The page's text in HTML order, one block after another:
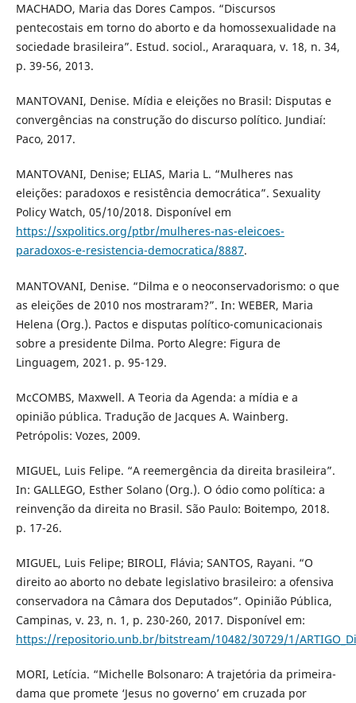
MACHADO, Maria das Dores Campos. “Discursos
pentecostais em torno do aborto e da homossexualidade na
sociedade brasileira”. Estud. sociol., Araraquara, v. 18, n. 34,
p. 39-56, 2013.
MANTOVANI, Denise. Mídia e eleições no Brasil: Disputas e
convergências na construção do discurso político. Jundiaí:
Paco, 2017.
MANTOVANI, Denise; ELIAS, Maria L. “Mulheres nas
eleições: paradoxos e resistência democrática”. Sexuality
Policy Watch, 05/10/2018. Disponível em
https://sxpolitics.org/ptbr/mulheres-nas-eleicoes-
paradoxos-e-resistencia-democratica/8887.
MANTOVANI, Denise. “Dilma e o neoconservadorismo: o que
as eleições de 2010 nos mostraram?”. In: WEBER, Maria
Helena (Org.). Pactos e disputas político-comunicacionais
sobre a presidente Dilma. Porto Alegre: Figura de
Linguagem, 2021. p. 95-129.
McCOMBS, Maxwell. A Teoria da Agenda: a mídia e a
opinião pública. Tradução de Jacques A. Wainberg.
Petrópolis: Vozes, 2009.
MIGUEL, Luis Felipe. “A reemergência da direita brasileira”.
In: GALLEGO, Esther Solano (Org.). O ódio como política: a
reinvenção da direita no Brasil. São Paulo: Boitempo, 2018.
p. 17-26.
MIGUEL, Luis Felipe; BIROLI, Flávia; SANTOS, Rayani. “O
direito ao aborto no debate legislativo brasileiro: a ofensiva
conservadora na Câmara dos Deputados”. Opinião Pública,
Campinas, v. 23, n. 1, p. 230-260, 2017. Disponível em:
https://repositorio.unb.br/bitstream/10482/30729/1/
MORI, Letícia. “Michelle Bolsonaro: A trajetória da primeira-
dama que promete ‘Jesus no governo’ em cruzada por